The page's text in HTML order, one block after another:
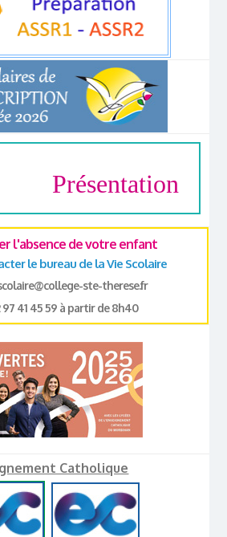
Présentation
l'absence de votre enfant
le bureau de la Vie Scolaire
ste-therese.fr
97 41 45 59 à partir de 8h40
Catholique